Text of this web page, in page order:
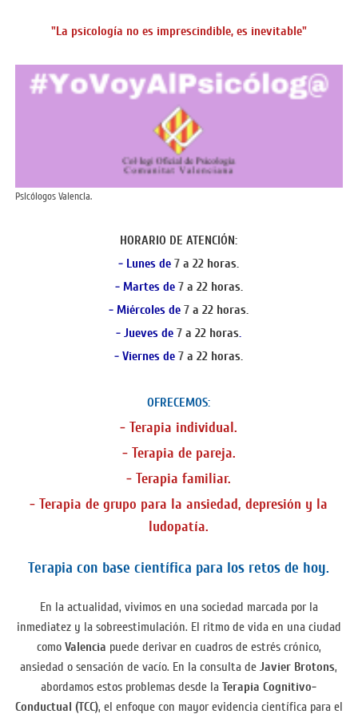
"La psicología no es imprescindible, es inevitable"
Psicólogos Valencia.
HORARIO DE ATENCIÓN:
- Lunes de 7 a 22 horas.
- Martes de 7a 22 horas.
- Miércoles de 7 a 22 horas.
- Jueves de 7 a 22 horas.
- Viernes de 7 a 22 horas.
OFRECEMOS:
- Terapia individual.
- Terapia de pareja.
- Terapia familiar.
- Terapia de grupo para la ansiedad, depresión y la
ludopatía.
Terapia con base científica para los retos de hoy.
En la actualidad, vivimos en una sociedad marcada por la
inmediatez y la sobreestimulación. El ritmo de vida en una ciudad
como Valencia puede derivar en cuadros de estrés crónico,
ansiedad o sensación de vacío. En la consulta deJavier Brotons,
abordamos estos problemas desde laTerapia Cognitivo-
Conductual (TCC), el enfoque con mayor evidencia científica para el